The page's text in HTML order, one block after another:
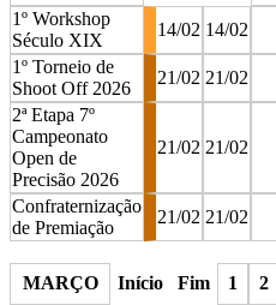
1º Workshop
Século XIX
14/02 14/02
1º Torneio de
Shoot Off 2026
21/02 21/02
2ª Etapa 7º
Campeonato
Open de
Precisão 2026
21/02 21/02
Confraternização
de Premiação
21/02 21/02
MARÇO
Início Fim 1 2